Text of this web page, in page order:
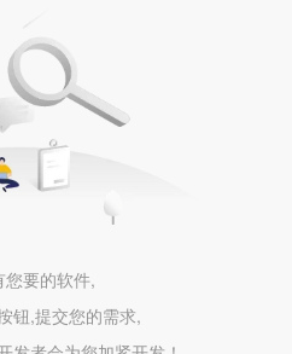
要的软件,
钮,提交您的需求,